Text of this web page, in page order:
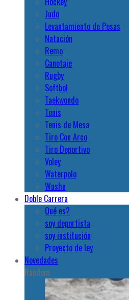
Judo
Levantamiento de Pesas
Natación
Remo
Canotaje
Rugby
Softbol
Taekwondo
Tenis
Tenis de Mesa
Tiro Con Arco
Tiro Deportivo
Voley
Waterpolo
Wushu
Doble Carrera
Qué es?
soy deportista
soy institución
Proyecto de ley
Novedades
Random